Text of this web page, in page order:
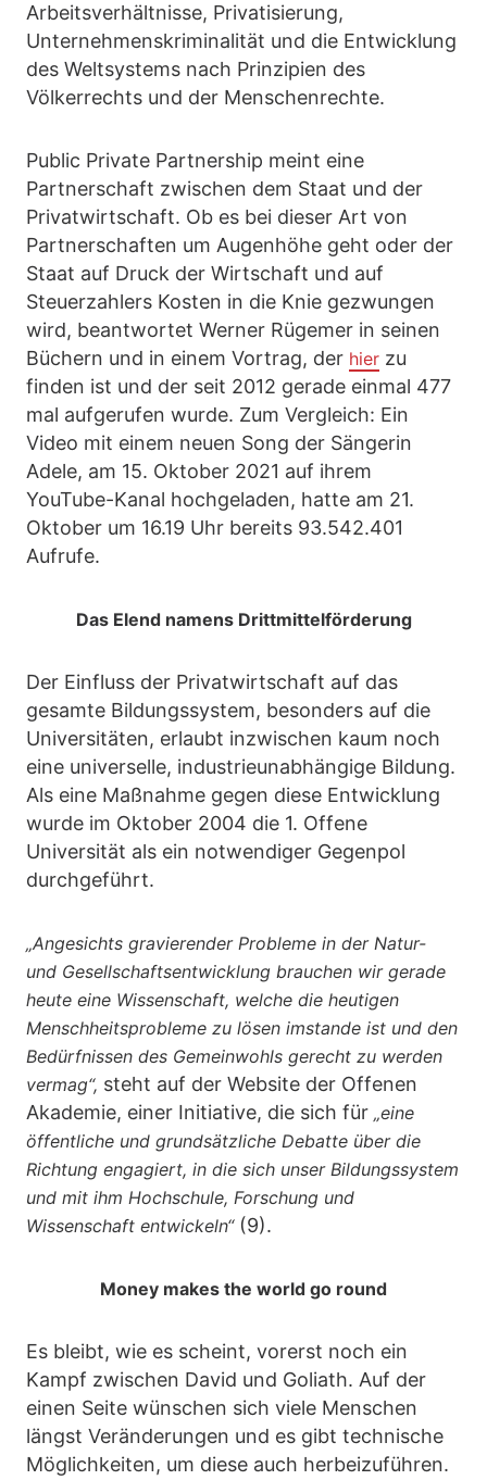
Arbeitsverhältnisse, Privatisierung,
Unternehmenskriminalität und die Entwicklung
des Weltsystems nach Prinzipien des
Völkerrechts und der Menschenrechte.
Public Private Partnership meint eine
Partnerschaft zwischen dem Staat und der
Privatwirtschaft. Ob es bei dieser Art von
Partnerschaften um Augenhöhe geht oder der
Staat auf Druck der Wirtschaft und auf
Steuerzahlers Kosten in die Knie gezwungen
wird, beantwortet Werner Rügemer in seinen
Büchern und in einem Vortrag, der hier zu
finden ist und der seit 2012 gerade einmal 477
mal aufgerufen wurde. Zum Vergleich: Ein
Video mit einem neuen Song der Sängerin
Adele, am 15. Oktober 2021 auf ihrem
YouTube-Kanal hochgeladen, hatte am 21.
Oktober um 16.19 Uhr bereits 93.542.401
Aufrufe.
Das Elend namens Drittmittelförderung
Der Einfluss der Privatwirtschaft auf das
gesamte Bildungssystem, besonders auf die
Universitäten, erlaubt inzwischen kaum noch
eine universelle, industrieunabhängige Bildung.
Als eine Maßnahme gegen diese Entwicklung
wurde im Oktober 2004 die 1. Offene
Universität als ein notwendiger Gegenpol
durchgeführt.
„Angesichts gravierender Probleme in der Natur-
und Gesellschaftsentwicklung brauchen wir gerade
heute eine Wissenschaft, welche die heutigen
Menschheitsprobleme zu lösen imstande ist und den
Bedürfnissen des Gemeinwohls gerecht zu werden
vermag“, steht auf der Website der Offenen
Akademie, einer Initiative, die sich für „eine
öffentliche und grundsätzliche Debatte über die
Richtung engagiert, in die sich unser Bildungssystem
und mit ihm Hochschule, Forschung und
Wissenschaft entwickeln“ (9).
Money makes the world go round
Es bleibt, wie es scheint, vorerst noch ein
Kampf zwischen David und Goliath. Auf der
einen Seite wünschen sich viele Menschen
längst Veränderungen und es gibt technische
Möglichkeiten, um diese auch herbeizuführen.